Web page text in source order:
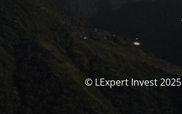
© LExpert Invest 2025